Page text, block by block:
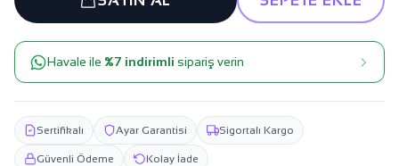
Havale ile %7 indirimli sipariş verin
Sertifikalı Ayar Garantisi Sigortalı Kargo
Güvenli Ödeme Kolay İade